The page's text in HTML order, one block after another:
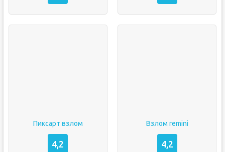
Пиксарт взлом
4,2
Взлом remini
4,2